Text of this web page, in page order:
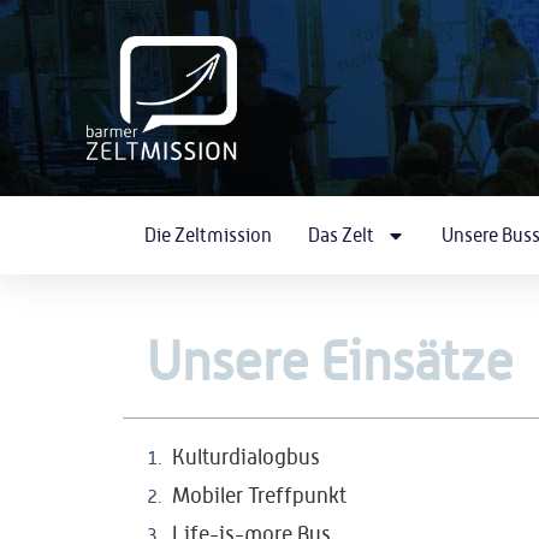
Die Zeltmission Das Zelt Unsere
Unsere Einsätze
Kulturdialogbus
Mobiler Treffpunkt
Life-is-more Bus